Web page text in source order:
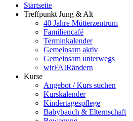
Startseite
Treffpunkt Jung & Alt
40 Jahre Mütterzentrum
Familiencafé
Terminkalender
Gemeinsam aktiv
Gemeinsam unterwegs
wirFAIRändern
Kurse
Angebot / Kurs suchen
Kurskalender
Kindertagespflege
Babybauch & Elternschaft